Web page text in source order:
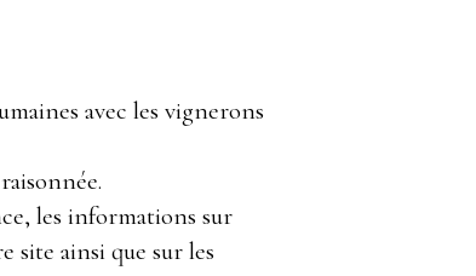
avec les vignerons
les informations sur
site ainsi que sur les